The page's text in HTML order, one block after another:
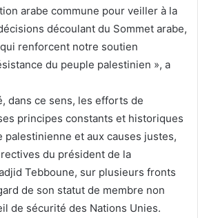
arabe commune pour veiller à la
découlant du Sommet arabe,
renforcent notre soutien
du peuple palestinien », a
dans ce sens, les efforts de
principes constants et historiques
palestinienne et aux causes justes,
du président de la
Tebboune, sur plusieurs fronts
de son statut de membre non
de sécurité des Nations Unies.